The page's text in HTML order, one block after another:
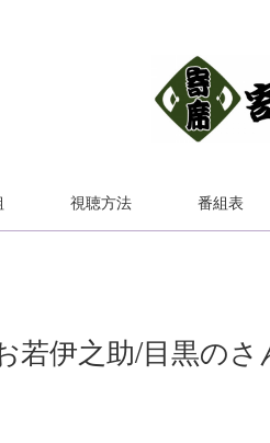
視聴方法 番組表
若伊之助/目黒の